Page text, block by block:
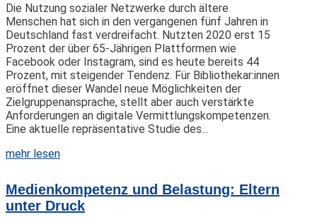
Die Nutzung sozialer Netzwerke durch ältere
Menschen hat sich in den vergangenen fünf Jahren in
Deutschland fast verdreifacht. Nutzten 2020 erst 15
Prozent der über 65-Jährigen Plattformen wie
Facebook oder Instagram, sind es heute bereits 44
Prozent, mit steigender Tendenz. Für Bibliothekar:innen
eröffnet dieser Wandel neue Möglichkeiten der
Zielgruppenansprache, stellt aber auch verstärkte
Anforderungen an digitale Vermittlungskompetenzen.
Eine aktuelle repräsentative Studie des...
mehr lesen
Medienkompetenz und Belastung: Eltern
unter Druck